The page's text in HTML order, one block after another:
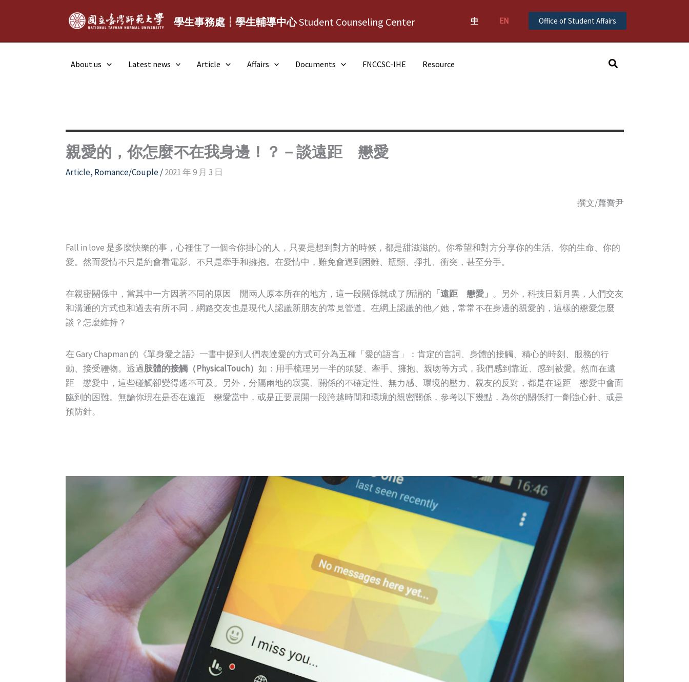
學生事務處┆學生輔導中心Student Counseling Center 中 EN Office of Student Affairs
About us Latest news Article Affairs Documents FNCCSC-IHE Resource Search
親愛的，你怎麼不在我身邊！？－談遠距離戀愛
Article, Romance/Couple/2021 年 9 月 3 日
撰文/蕭喬尹
Fall in love 是多麼快樂的事，心裡住了一個令你掛心的人，只要是想到對方的時候，都是甜滋滋的。你希望和對方分享你的生活、你的生命、你的
愛。然而愛情不只是約會看電影、不只是牽手和擁抱。在愛情中，難免會遇到困難、瓶頸、掙扎、衝突，甚至分手。
在親密關係中，當其中一方因著不同的原因離開兩人原本所在的地方，這一段關係就成了所謂的 「遠距離戀愛」 。另外，科技日新月異，人們交友
和溝通的方式也和過去有所不同，網路交友也是現代人認識新朋友的常見管道。在網上認識的他／她，常常不在身邊的親愛的，這樣的戀愛怎麼
談？怎麼維持？
在 Gary Chapman 的《單身愛之語》一書中提到人們表達愛的方式可分為五種「愛的語言」：肯定的言詞、身體的接觸、精心的時刻、服務的行
動、接受禮物。透過肢體的接觸（PhysicalTouch） 如：用手梳理另一半的頭髮、牽手、擁抱、親吻等方式，我們感到靠近、感到被愛。然而在遠
距離戀愛中，這些碰觸卻變得遙不可及。另外，分隔兩地的寂寞、關係的不確定性、無力感、環境的壓力、親友的反對，都是在遠距離戀愛中會面
臨到的困難。無論你現在是否在遠距離戀愛當中，或是正要展開一段跨越時間和環境的親密關係，參考以下幾點，為你的關係打一劑強心針、或是
預防針。